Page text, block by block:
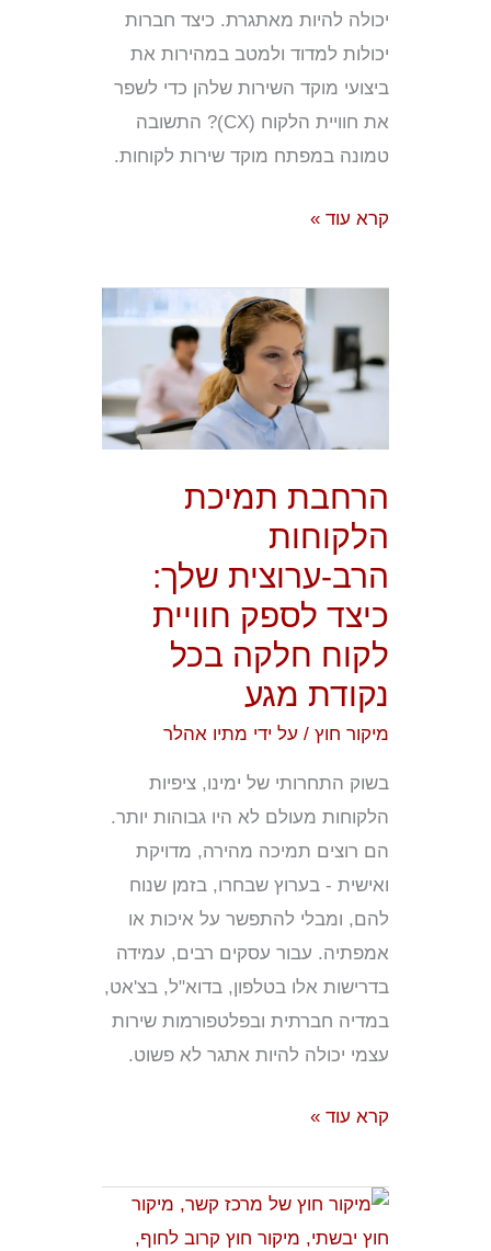
יכולה להיות מאתגרת. כיצד חברות
יכולות למדוד ולמטב במהירות את
ביצועי מוקד השירות שלהן כדי לשפר
את חוויית הלקוח (CX)? התשובה
טמונה במפתח מוקד שירות לקוחות.
קרא עוד »
הרחבת תמיכת
הלקוחות
הרב-ערוצית שלך:
כיצד לספק חוויית
לקוח חלקה בכל
נקודת מגע
מיקור חוץ/ על ידימתיו אהלר
בשוק התחרותי של ימינו, ציפיות
הלקוחות מעולם לא היו גבוהות יותר.
הם רוצים תמיכה מהירה, מדויקת
ואישית - בערוץ שבחרו, בזמן שנוח
להם, ומבלי להתפשר על איכות או
אמפתיה. עבור עסקים רבים, עמידה
בדרישות אלו בטלפון, בדוא"ל, בצ'אט,
במדיה חברתית ובפלטפורמות שירות
עצמי יכולה להיות אתגר לא פשוט.
תמיכת
הלקוחות
הרב-ערוצית
לספק
חוויית
לקוח
חלקה
בכל
מגע
קרא עוד »
מיקור
חוץ